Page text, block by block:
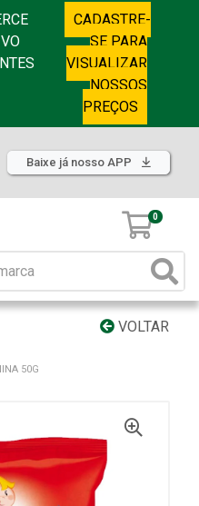
CADASTRE-
SE PARA
VISUALIZAR
NOSSOS
PREÇOS
Baixe já nosso APP
0
VOLTAR
50G